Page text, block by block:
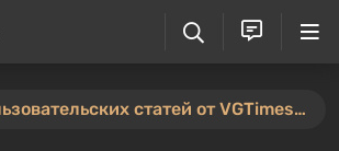
⚡️ Конкурс пользовательских статей от VGTimes продлён — участвуйте тут ⚡️